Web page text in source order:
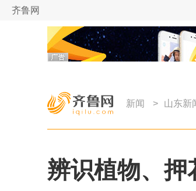
齐鲁网
新闻 > 山东新
辨识植物、押